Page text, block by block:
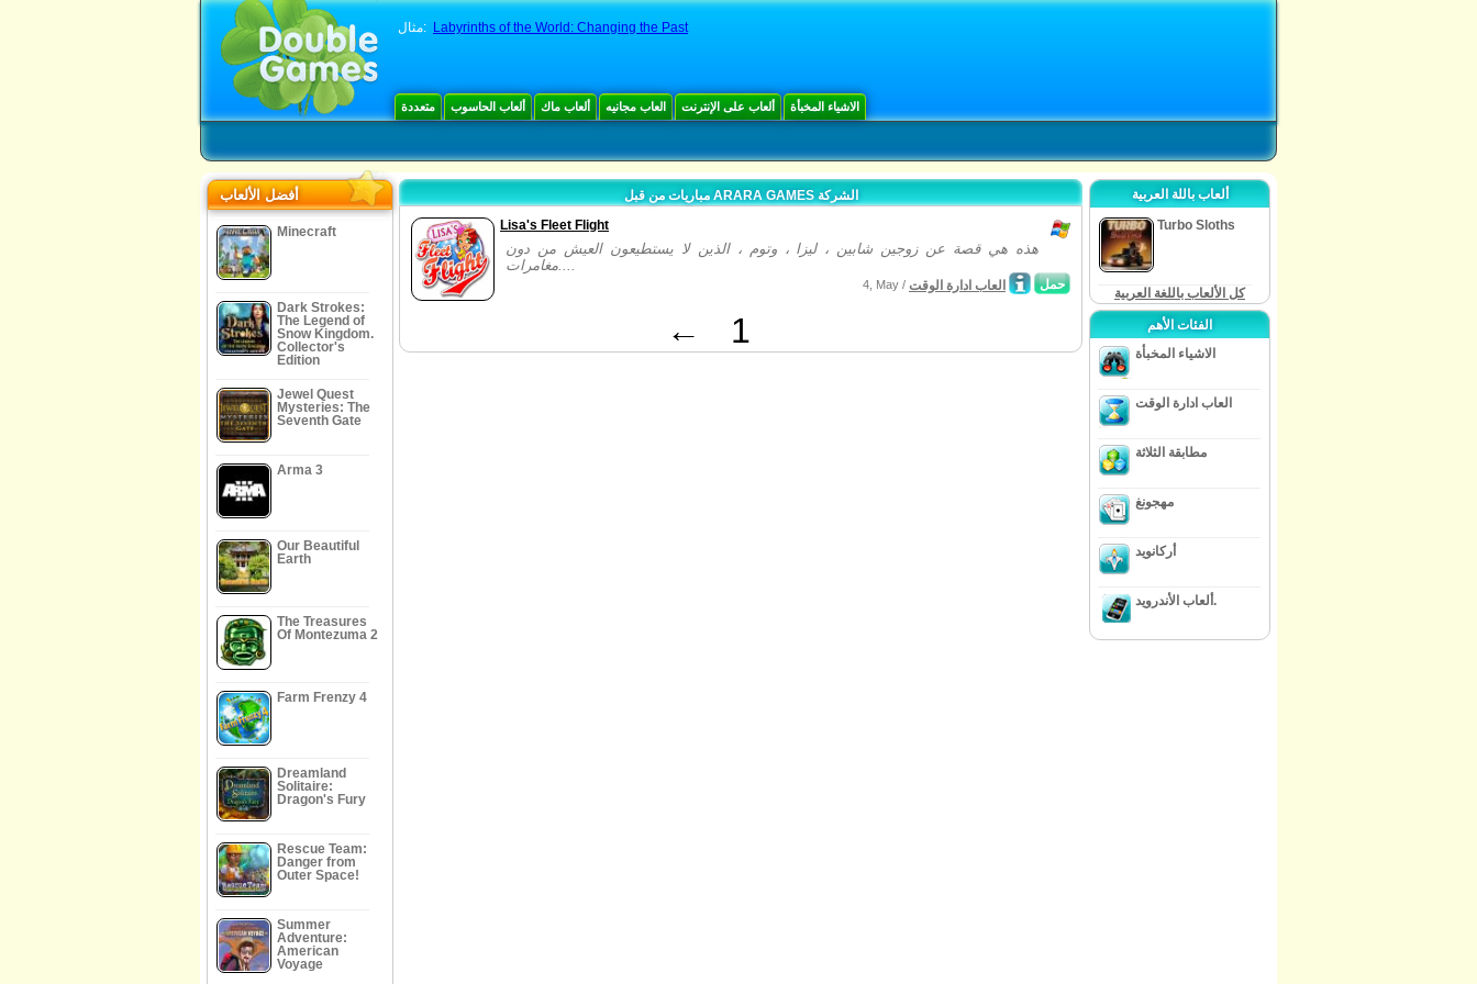
مثال: Labyrinths of the World: Changing the Past
متعددة ألعاب الحاسوب ألعاب ماك العاب مجانيه ألعاب على الإنترنت الاشياء المخبأة
أفضل الألعاب
Minecraft
Dark Strokes:
The Legend of
Snow Kingdom.
Collector's
Edition
Jewel Quest
Mysteries: The
Seventh Gate
Arma 3
Our Beautiful
Earth
The Treasures
Of Montezuma 2
Farm Frenzy 4
Dreamland
Solitaire:
Dragon's Fury
Rescue Team:
Danger from
Outer Space!
Summer
Adventure:
American
Voyage
مباريات من قبل ARARA GAMES الشركة
Lisa's Fleet Flight
هذه هي قصة عن زوجين شابين ، ليزا ، وتوم ، الذين لا يستطيعون العيش من دون
مغامرات....
حمل 4, May / العاب ادارة الوقت
← 1
ألعاب باللة العربية
Turbo Sloths
كل الألعاب باللغة العربية
الفئات الأهم
الاشياء المخبأة
العاب ادارة الوقت
مطابقة الثلاثة
مهجونغ
أركانويد
ألعاب الأندرويد.